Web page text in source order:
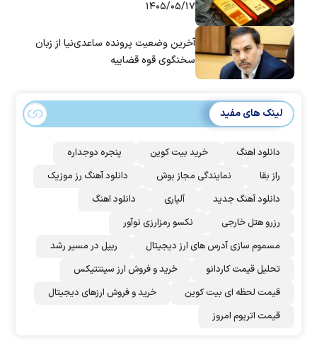
۱۴۰۵/۰۵/۱۷
آخرین وضعیت پرونده ساعدی‌نیا از زبان
سخنگوی قوه قضاییه
لینک های مفید
دانلود اهنگ خرید بیت کوین
پنجره دوجداره
راز بقا
نمایندگی مجاز بوش
دانلود آهنگ رز‌ موزیک
دانلود آهنگ جدید
آلپاری
دانلود اهنگ
رزرو هتل خارجی
نکسو رمزارزی نوآور
مسموم سازی آدرس های ارز دیجیتال
ریپل در مسیر رشد
تحلیل قیمت کاردانو
خرید و فروش ارز سینتتیکس
قیمت لحظه ای بیت کوین
خرید و فروش ارزهای دیجیتال
قیمت اتریوم امروز